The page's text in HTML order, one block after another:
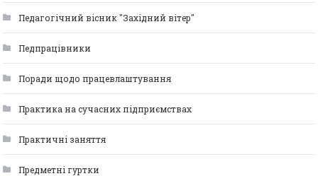
Педагогічний вісник "Західний вітер"
Педпрацівники
Поради щодо працевлаштування
Практика на сучасних підприємствах
Практичні заняття
Предметні гуртки